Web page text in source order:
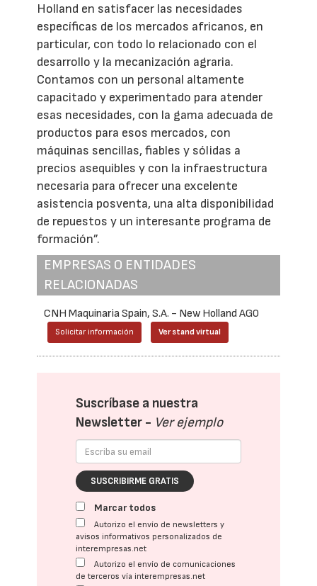
Holland en satisfacer las necesidades
específicas de los mercados africanos, en
particular, con todo lo relacionado con el
desarrollo y la mecanización agraria.
Contamos con un personal altamente
capacitado y experimentado para atender
esas necesidades, con la gama adecuada de
productos para esos mercados, con
máquinas sencillas, fiables y sólidas a
precios asequibles y con la infraestructura
necesaria para ofrecer una excelente
asistencia posventa, una alta disponibilidad
de repuestos y un interesante programa de
formación”.
EMPRESAS O ENTIDADES
RELACIONADAS
CNH Maquinaria Spain, S.A. - New Holland AG0
Solicitar información Ver stand virtual
Suscríbase a nuestra
Newsletter - Ver ejemplo
SUSCRIBIRME GRATIS
Marcar todos
Autorizo el envío de newsletters y
avisos informativos personalizados de
interempresas.net
Autorizo el envío de comunicaciones
de terceros vía interempresas.net